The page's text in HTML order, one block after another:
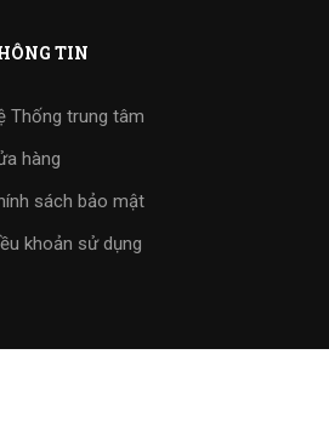
TIN
Thống trung tâm
hàng
sách bảo mật
khoản sử dụng